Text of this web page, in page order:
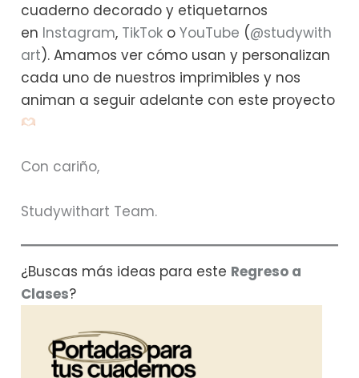
cuaderno decorado y etiquetarnos
en Instagram, TikTok oYouTube (@studywith
art). Amamos ver cómo usan y personalizan
cada uno de nuestros imprimibles y nos
animan a seguir adelante con este proyecto
Con cariño,
Studywithart Team.
¿Buscas más ideas para este Regreso a
Clases?